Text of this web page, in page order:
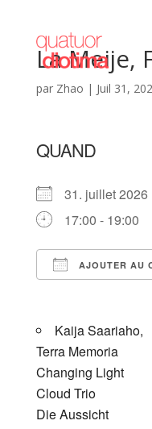
La Meije,
par Zhao | Juil 31,
QUAND
31. juillet 2026
17:00 - 19:00
AJOUTER AU
Kaija Saariaho,
Terra Memoria
Changing Light
Cloud Trio
Die Aussicht